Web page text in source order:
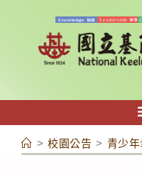
容
> 校園公告 > 青少